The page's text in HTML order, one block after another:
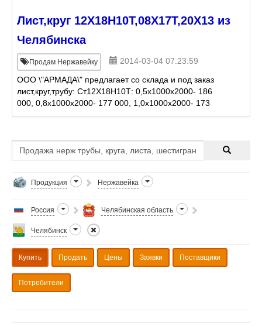
Лист,круг 12Х18Н10Т,08Х17Т,20Х13 из
Челябинска
Продам Нержавейку
2014-03-04 07:23:59
ООО \"АРМАДА\" предлагает со склада и под заказ
лист,круг,трубу: Ст12Х18Н10Т: 0,5х1000х2000- 186
000, 0,8х1000х2000- 177 000, 1,0х1000х2000- 173
000, 1,2х1000х2000- 173 000, 1,5х1000х2000- 171
Продукция Нержавейка
Россия Челябинская область
Челябинск
Купить Продать Цены Заявки Поставщики
Потребители